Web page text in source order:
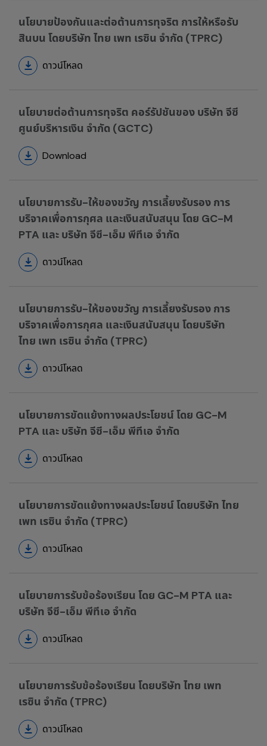
นโยบายป้องกันและต่อต้านการทุจริต การให้หรือรับ
สินบน โดยบริษัท ไทย เพท เรซิน จำกัด (TPRC)
ดาวน์โหลด
นโยบายต่อต้านการทุจริต คอร์รัปชันของ บริษัท จีซี
ศูนย์บริหารเงิน จำกัด (GCTC)
Download
นโยบายการรับ-ให้ของขวัญ การเลี้ยงรับรอง การ
บริจาคเพื่อการกุศล และเงินสนับสนุน โดย GC-M
PTA และ บริษัท จีซี-เอ็ม พีทีเอ จำกัด
ดาวน์โหลด
นโยบายการรับ-ให้ของขวัญ การเลี้ยงรับรอง การ
บริจาคเพื่อการกุศล และเงินสนับสนุน โดยบริษัท
ไทย เพท เรซิน จำกัด (TPRC)
ดาวน์โหลด
นโยบายการขัดแย้งทางผลประโยชน์ โดย GC-M
PTA และ บริษัท จีซี-เอ็ม พีทีเอ จำกัด
ดาวน์โหลด
นโยบายการขัดแย้งทางผลประโยชน์ โดยบริษัท ไทย
เพท เรซิน จำกัด (TPRC)
ดาวน์โหลด
นโยบายการรับข้อร้องเรียน โดย GC-M PTA และ
บริษัท จีซี-เอ็ม พีทีเอ จำกัด
ดาวน์โหลด
นโยบายการรับข้อร้องเรียน โดยบริษัท ไทย เพท
เรซิน จำกัด (TPRC)
ดาวน์โหลด